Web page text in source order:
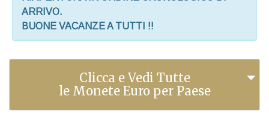
ARRIVO.
BUONE VACANZE A TUTTI !!
Clicca e Vedi Tutte
le Monete Euro per Paese